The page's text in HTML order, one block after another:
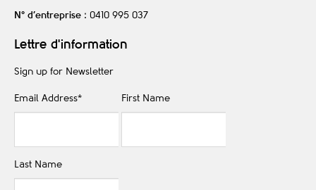
N° d’entreprise : 0410 995 037
Lettre d'information
Sign up for Newsletter
Email Address* First Name
Last Name